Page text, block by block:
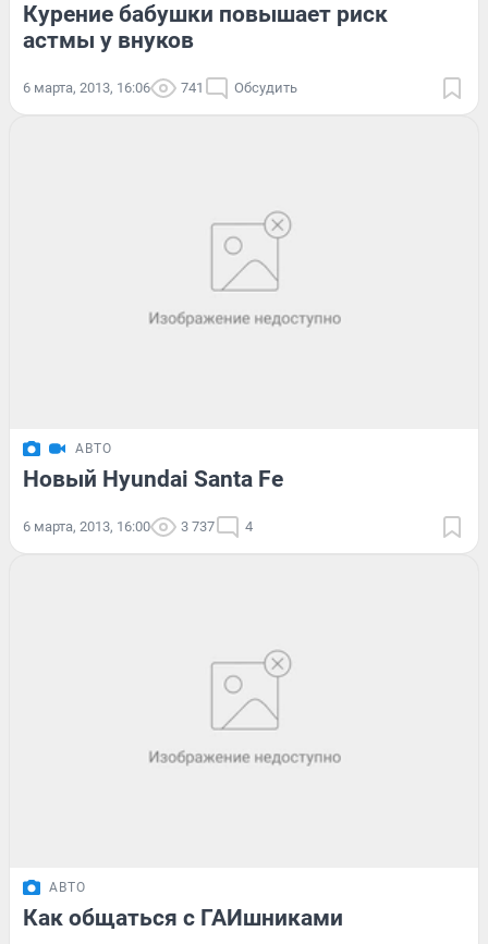
Курение бабушки повышает риск
астмы у внуков
6 марта, 2013, 16:06 741 Обсудить
АВТО
Новый Hyundai Santa Fe
6 марта, 2013, 16:00 3 737 4
АВТО
Как общаться с ГАИшниками